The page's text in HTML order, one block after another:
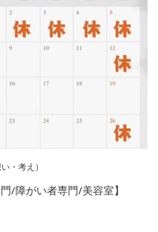
・考え）
/障がい者専門/美容室】